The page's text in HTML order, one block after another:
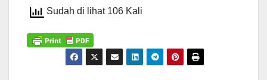
Sudah di lihat 106 Kali